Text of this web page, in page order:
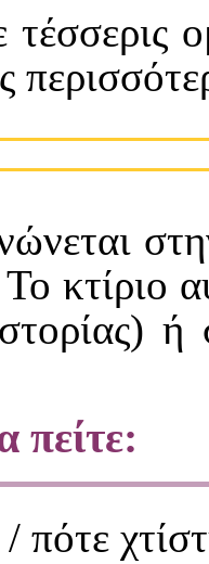
τέσσερις
κτίριο
ή
πείτε:
/ πότε